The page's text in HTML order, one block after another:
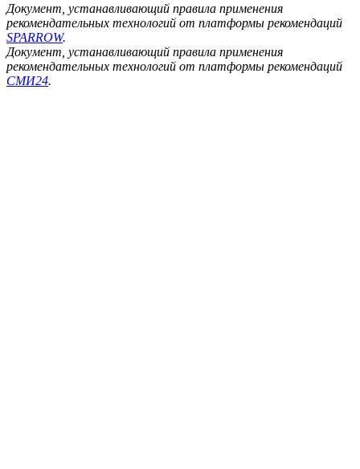
Документ, устанавливающий правила применения
рекомендательных технологий от платформы рекомендаций
SPARROW.
Документ, устанавливающий правила применения
рекомендательных технологий от платформы рекомендаций
СМИ24.